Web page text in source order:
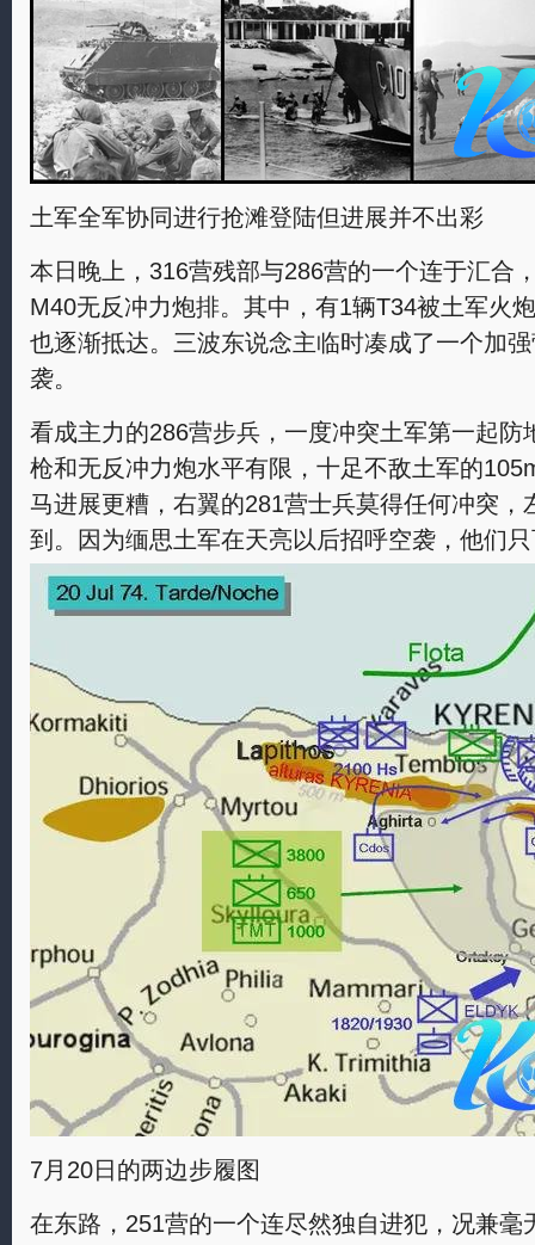
土军全军协同进行抢滩登陆但进展并不出彩
本日晚上，316营残部与286营的一个连于汇合
M40无反冲力炮排。其中，有1辆T34被土军火
也逐渐抵达。三波东说念主临时凑成了一个加
袭。
看成主力的286营步兵，一度冲突土军第一起防
枪和无反冲力炮水平有限，十足不敌土军的
马进展更糟，右翼的281营士兵莫得任何冲突，
到。因为缅思土军在天亮以后招呼空袭，他们
7月20日的两边步履图
在东路，251营的一个连尽然独自进犯，况兼毫